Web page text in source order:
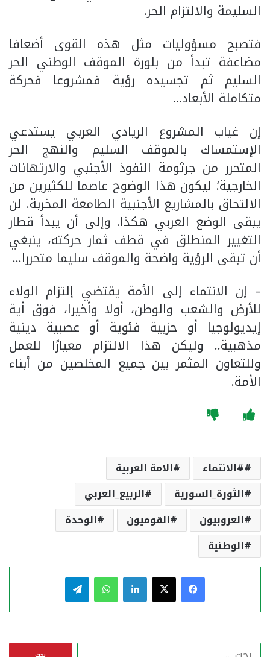
السليمة والالتزام الحر.
فتصبح مسؤوليات مثل هذه القوى أضعافا
مضاعفة تبدأ من بلورة الموقف الوطني الحر
السليم ثم تجسيده رؤية فمشروعا فحركة
متكاملة الأبعاد…
إن غياب المشروع الريادي العربي يستدعي
الإستمساك بالموقف السليم والنهج الحر
المتحرر من جرثومة النفوذ الأجنبي والارتهانات
الخارجية؛ ليكون هذا الوضوح عاصما للكثيرين من
الالتحاق بالمشاريع الأجنبية الطامعة المخربة. لن
يبقى الوضع العربي هكذا. وإلى أن يبدأ قطار
التغيير المنطلق في قطف ثمار حركته، ينبغي
أن تبقى الرؤية واضحة والموقف سليما متحررا…
– إن الانتماء إلى الأمة يقتضي إلتزام الولاء
للأرض والشعب والوطن، أولا وأخيرا، فوق أية
إيديولوجيا أو حزبية فئوية أو عصبية دينية
مذهبية.. وليكن هذا الالتزام معيارًا للعمل
وللتعاون المثمر بين جميع المخلصين من أبناء
الأمة.
#الانتماء
الامة العربية
الثورة_السورية
الربيع_العربي
العروبيون
القوميون
الوحدة
الوطنية
فيسبوك لينكدإن واتساب